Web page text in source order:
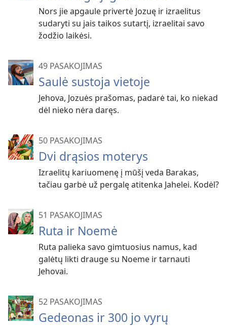
Nors jie apgaule privertė Jozuę ir izraelitus
sudaryti su jais taikos sutartį, izraelitai savo
žodžio laikėsi.
49 PASAKOJIMAS
Saulė sustoja vietoje
Jehova, Jozuės prašomas, padarė tai, ko niekad
dėl nieko nėra daręs.
50 PASAKOJIMAS
Dvi drąsios moterys
Izraelitų kariuomenę į mūšį veda Barakas,
tačiau garbė už pergalę atitenka Jahelei. Kodėl?
51 PASAKOJIMAS
Ruta ir Noemė
Ruta palieka savo gimtuosius namus, kad
galėtų likti drauge su Noeme ir tarnauti
Jehovai.
52 PASAKOJIMAS
Gedeonas ir 300 jo vyrų